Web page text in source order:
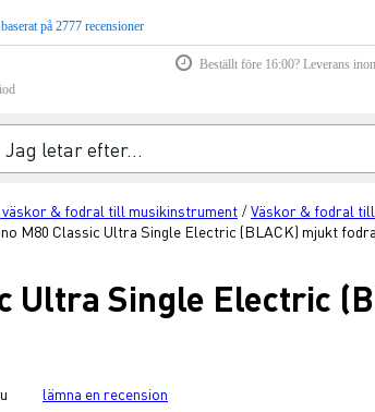
baserat på 2777 recensioner
Beställt före 16:00? Leverans
väskor & fodral till musikinstrument /Väskor & fodral
M80 Classic Ultra Single Electric (BLACK) mjukt
Ultra Single Electric
lämna en recension